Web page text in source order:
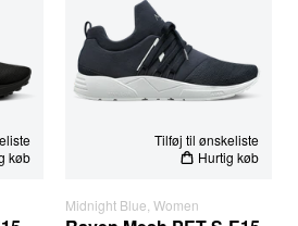
køb
EU STØRRELSER
Tilføj til ønskeliste
Hurtig køb
Midnight Blue, Women